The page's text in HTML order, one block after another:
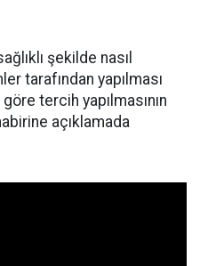
şekilde nasıl
tarafından yapılması
tercih yapılmasının
açıklamada